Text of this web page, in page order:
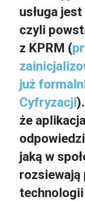
usługa
czyli
z KPRM (
już
Cyfryzacji
że
jaką w